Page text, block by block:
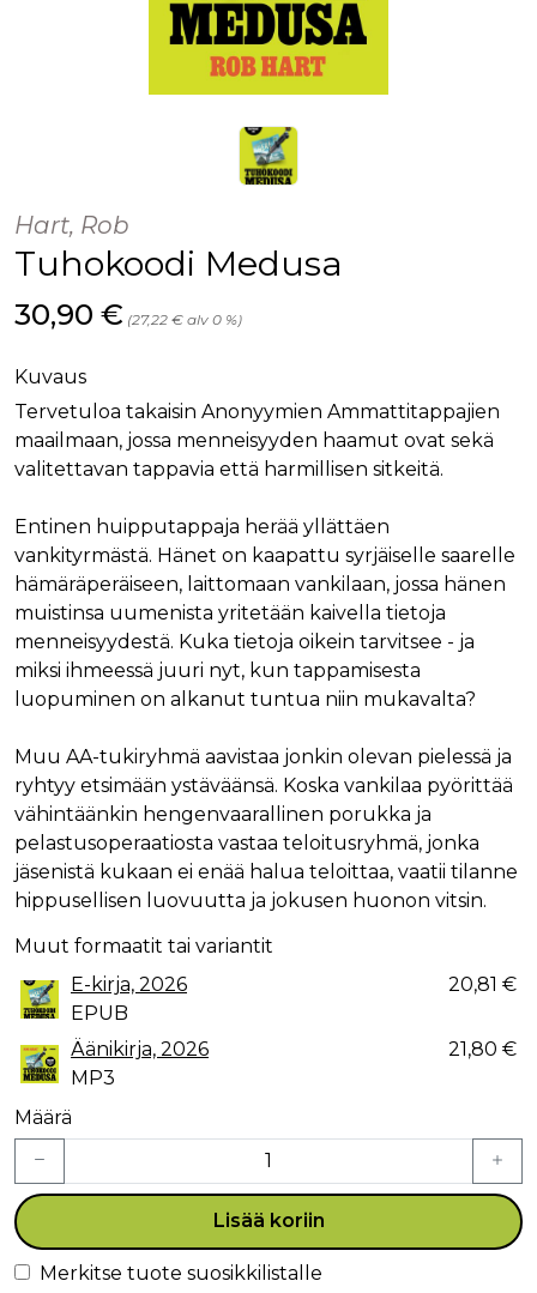
Hart, Rob
Tuhokoodi Medusa
Hinta nyt
30,90 € (27,22 € alv 0 %)
Kuvaus
Tervetuloa takaisin Anonyymien Ammattitappajien
maailmaan, jossa menneisyyden haamut ovat sekä
valitettavan tappavia että harmillisen sitkeitä.
Entinen huipputappaja herää yllättäen
vankityrmästä. Hänet on kaapattu syrjäiselle saarelle
hämäräperäiseen, laittomaan vankilaan, jossa hänen
muistinsa uumenista yritetään kaivella tietoja
menneisyydestä. Kuka tietoja oikein tarvitsee - ja
miksi ihmeessä juuri nyt, kun tappamisesta
luopuminen on alkanut tuntua niin mukavalta?
Muu AA-tukiryhmä aavistaa jonkin olevan pielessä ja
ryhtyy etsimään ystäväänsä. Koska vankilaa pyörittää
vähintäänkin hengenvaarallinen porukka ja
pelastusoperaatiosta vastaa teloitusryhmä, jonka
jäsenistä kukaan ei enää halua teloittaa, vaatii tilanne
hippusellisen luovuutta ja jokusen huonon vitsin.
Muut formaatit tai variantit
E-kirja, 2026
EPUB
20,81 €
Äänikirja, 2026
MP3
21,80 €
Määrä
Lisää koriin
Merkitse tuote suosikkilistalle